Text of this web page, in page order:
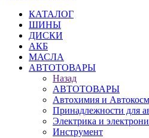
КАТАЛОГ
ШИНЫ
ДИСКИ
АКБ
МАСЛА
АВТОТОВАРЫ
Назад
АВТОТОВАРЫ
Автохимия и
Принадлежности для
Электрика и
Инструмент